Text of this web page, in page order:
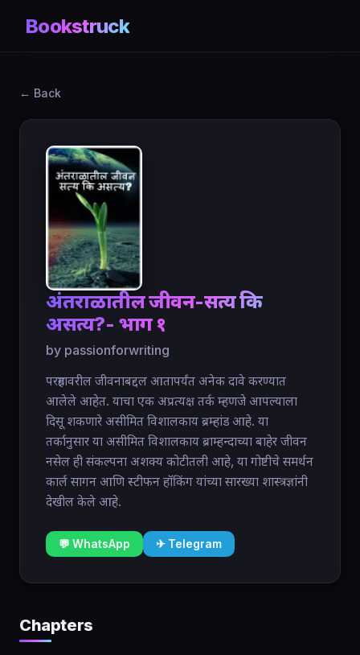
Bookstruck
← Back
अंतराळातील जीवन-सत्य कि
असत्य?- भाग १
by passionforwriting
परग्रहावरील जीवनाबद्दल आतापर्यंत अनेक दावे करण्यात
आलेले आहेत. याचा एक अप्रत्यक्ष तर्क म्हणजे आपल्याला
दिसू शकणारे असीमित विशालकाय ब्रम्हांड आहे. या
तर्कानुसार या असीमित विशालकाय ब्राम्हन्दाच्या बाहेर जीवन
नसेल ही संकल्पना अशक्य कोटीतली आहे, या गोष्टीचे समर्थन
कार्ल सागन आणि स्टीफन हॉकिंग यांच्या सारख्या शास्त्रज्ञांनी
देखील केले आहे.
💬 WhatsApp ✈ Telegram
Chapters